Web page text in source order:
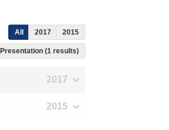
All 2017 2015
Presentation (1 results)
2017
2015